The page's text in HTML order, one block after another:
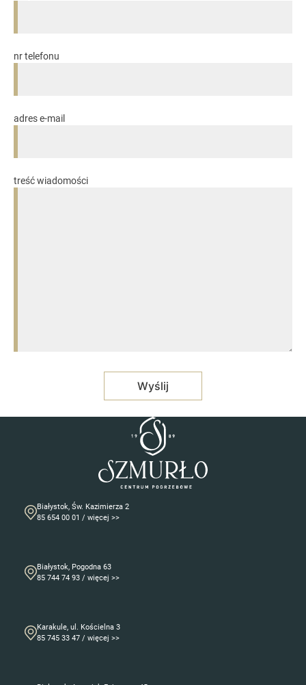
nr telefonu
adres e-mail
treść wiadomości
Białystok, Św. Kazimierza 2
85 654 00 01 / więcej >>
Białystok, Pogodna 63
85 744 74 93 / więcej >>
Karakule, ul. Kościelna 3
85 745 33 47 / więcej >>